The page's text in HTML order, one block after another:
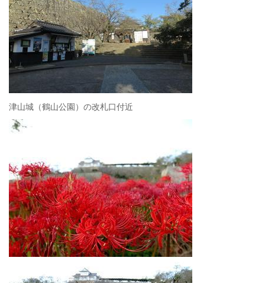
津山城（鶴山公園）の改札口付近